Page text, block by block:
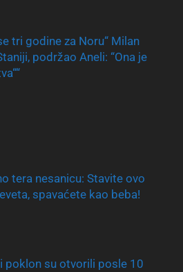
tri godine za Noru“ Milan
podržao Aneli: “Ona je
tera nesanicu: Stavite ovo
spavaćete kao beba!
poklon su otvorili posle 10